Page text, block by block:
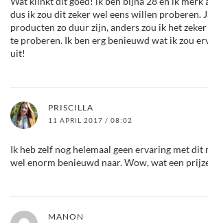
dus ik zou dit zeker wel eens willen proberen.
producten zo duur zijn, anders zou ik het
te proberen. Ik ben erg benieuwd wat ik zou
uit!
PRISCILLA
11 APRIL 2017 / 08:02
Ik heb zelf nog helemaal geen ervaring met dit
wel enorm benieuwd naar. Wow, wat een
MANON